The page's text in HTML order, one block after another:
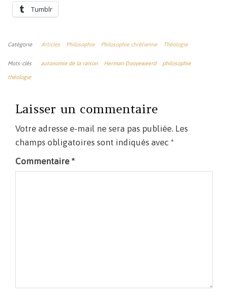
Tumblr
Catégorie Articles Philosophie Philosophie chrétienne Théologie
Mots-clés autonomie de la raison Herman Dooyeweerd philosophie
théologie
Laisser un commentaire
Votre adresse e-mail ne sera pas publiée. Les
champs obligatoires sont indiqués avec *
Commentaire *